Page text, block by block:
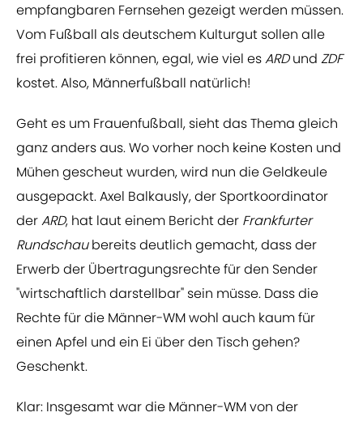
empfangbaren Fernsehen gezeigt werden müssen.
Vom Fußball als deutschem Kulturgut sollen alle
frei profitieren können, egal, wie viel esARDund ZDF
kostet. Also, Männerfußball natürlich!
Geht es um Frauenfußball, sieht das Thema gleich
ganz anders aus. Wo vorher noch keine Kosten und
Mühen gescheut wurden, wird nun die Geldkeule
ausgepackt. Axel Balkausly, der Sportkoordinator
derARD, hat laut einem Bericht der Frankfurter
Rundschaubereits deutlich gemacht, dass der
Erwerb der Übertragungsrechte für den Sender
"wirtschaftlich darstellbar" sein müsse. Dass die
Rechte für die Männer-WM wohl auch kaum für
einen Apfel und ein Ei über den Tisch gehen?
Geschenkt.
Klar: Insgesamt war die Männer-WM von der